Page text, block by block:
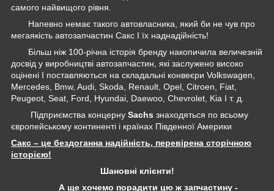
самого найвищого рівня.
Напевно немає такого автовласника, який би не чув про
мегаякість автозапчастин Сакс І їх наднадійність!
Більш ніж 100-річна історія бренду накопичила величезній
досвід у виробництві автозапчастин, які заслужено високо
оцінені І поставляються на складальні конвеєри Volkswagen,
Mercedes, Bmw, Audi, Skoda, Renault, Opel, Citroen, Fiat,
Peugeot, Seat, Ford, Hyundai, Daewoo, Chevrolet, Kia І т. д.
Підприємства концерну Sachs знаходяться по всьому
європейському континенті і країнах Південної Америки
Сакс – це бездоганна надійність, перевірена сторічною
історією!
Шановні клієнти!
А ще хочемо порадити цю ж запчастину -